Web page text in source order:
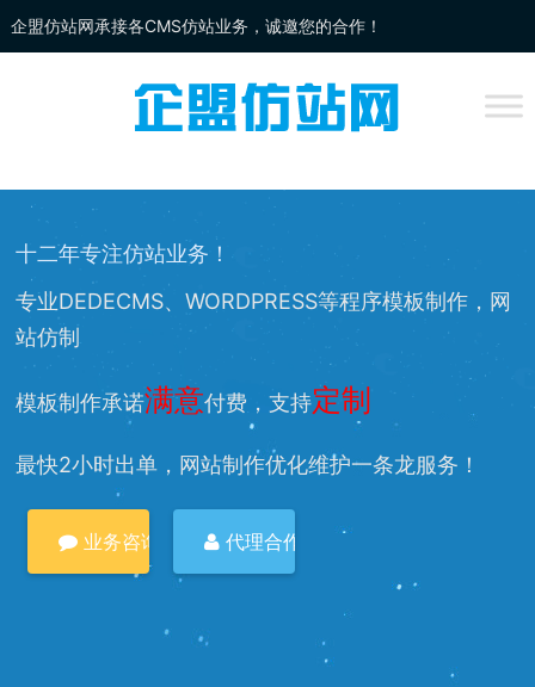
企盟仿站网承接各CMS仿站业务，诚邀您的合作！
DEDECMS仿站 、WORDPRESS仿站
、网站兼容等服务，欢迎您的访问！
十二年专注仿站业务！
专业DEDECMS、WORDPRESS等程序模板制作，网
站仿制
模板制作承诺满意付费，支持定制
最快2小时出单，网站制作优化维护一条龙服务！
业务咨询 代理合作